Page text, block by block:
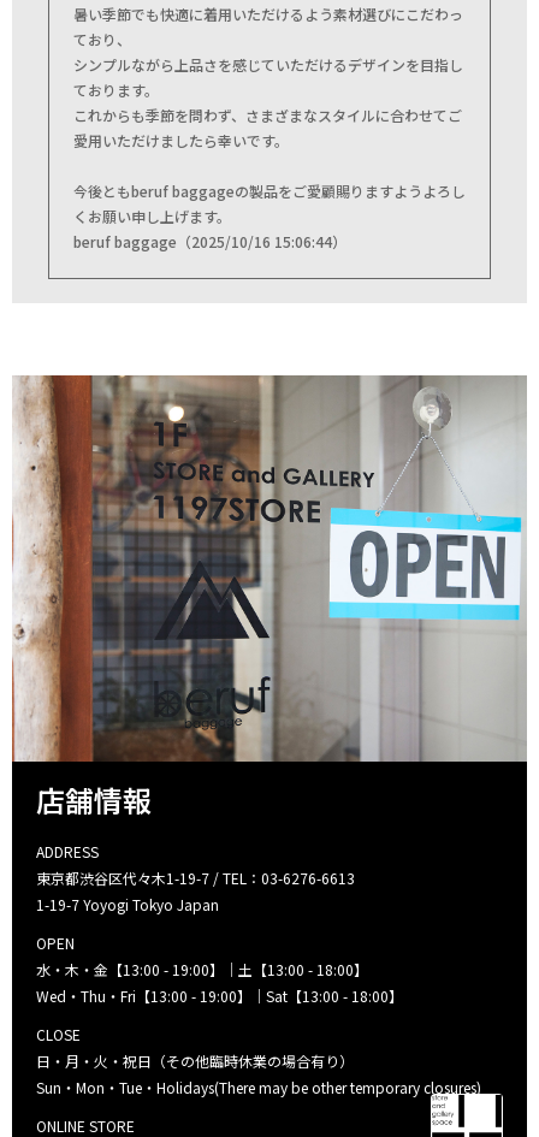
暑い季節でも快適に着用いただけるよう素材選びにこだわっ
ており、
シンプルながら上品さを感じていただけるデザインを目指し
ております。
これからも季節を問わず、さまざまなスタイルに合わせてご
愛用いただけましたら幸いです。
今後ともberuf baggageの製品をご愛顧賜りますようよろし
くお願い申し上げます。
beruf baggage（2025/10/16 15:06:44）
店舗情報
ADDRESS
東京都渋谷区代々木1-19-7 / TEL：03-6276-6613
1-19-7 Yoyogi Tokyo Japan
OPEN
水・木・金【13:00 - 19:00】｜土【13:00 - 18:00】
Wed・Thu・Fri【13:00 - 19:00】｜Sat【13:00 - 18:00】
CLOSE
日・月・火・祝日（その他臨時休業の場合有り）
Sun・Mon・Tue・Holidays(There may be other temporary closures)
ONLINE STORE